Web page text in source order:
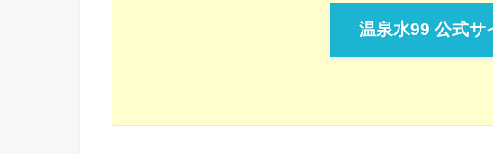
温泉水99 公式サ